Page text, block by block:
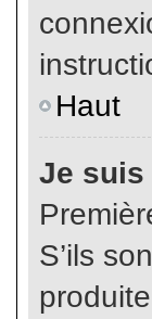
Haut
Je suis
S’ils